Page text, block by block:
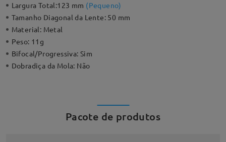
Largura Total:123 mm (Pequeno)
Tamanho Diagonal da Lente: 50 mm
Material: Metal
Peso: 11g
Bifocal/Progressiva:Sim
Dobradiça da Mola: Não
Pacote de produtos